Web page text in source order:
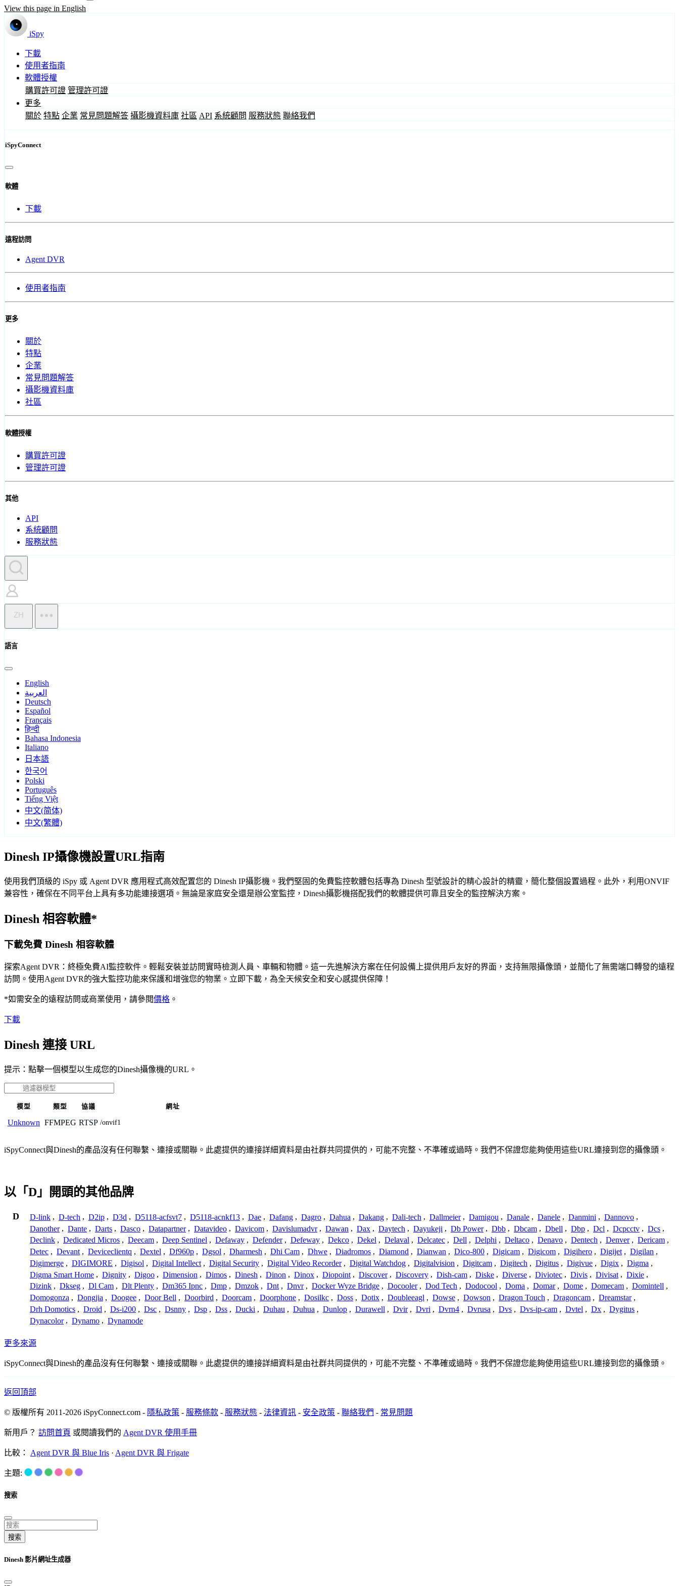
View this page in English
iSpy
下載
使用者指南
軟體授權
購買許可證 管理許可證
更多
關於 特點 企業 常見問題解答 攝影機資料庫 社區 API 系統顧問 服務狀態 聯絡我們
iSpyConnect
軟體
下載
遠程訪問
Agent DVR
使用者指南
更多
關於
特點
企業
常見問題解答
攝影機資料庫
社區
軟體授權
購買許可證
管理許可證
其他
API
系統顧問
服務狀態
ZH
語言
English
العربية
Deutsch
Español
Français
हिन्दी
Bahasa Indonesia
Italiano
日本語
한국어
Polski
Português
Tiếng Việt
中文(简体)
中文(繁體)
Dinesh IP攝像機設置URL指南
使用我們頂級的 iSpy 或 Agent DVR 應用程式高效配置您的 Dinesh IP攝影機。我們堅固的免費監控軟體包括專為 Dinesh 型號設計的精心設計的精靈，簡化整個設置過程。此外，利用ONVIF
兼容性，確保在不同平台上具有多功能連接選項。無論是家庭安全還是辦公室監控，Dinesh攝影機搭配我們的軟體提供可靠且安全的監控解決方案。
Dinesh 相容軟體*
下載免費 Dinesh 相容軟體
探索Agent DVR：終極免費AI監控軟件。輕鬆安裝並訪問實時檢測人員、車輛和物體。這一先進解決方案在任何設備上提供用戶友好的界面，支持無限攝像頭，並簡化了無需端口轉發的遠程
訪問。使用Agent DVR的強大監控功能來保護和增強您的物業。立即下載，為全天候安全和安心感提供保障！
*如需安全的遠程訪問或商業使用，請參閱價格 。
下載
Dinesh 連接 URL
提示：點擊一個模型以生成您的Dinesh攝像機的URL。
模型 類型 協議 網址
Unknown FFMPEG RTSP /onvif1
iSpyConnect與Dinesh的產品沒有任何聯繫、連接或關聯。此處提供的連接詳細資料是由社群共同提供的，可能不完整、不準確或過時。我們不保證您能夠使用這些URL連接到您的攝像頭。
以「D」開頭的其他品牌
D D-link , D-tech , D2ip , D3d , D5118-acfsvt7 , D5118-acnkf13 , Dae , Dafang , Dagro , Dahua , Dakang , Dali-tech , Dallmeier , Damigou , Danale , Danele , Danmini , Dannovo ,
Danother , Dante , Darts , Dasco , Datapartner , Datavideo , Davicom , Davislumadvr , Dawan , Dax , Daytech , Dayukeji , Db Power , Dbb , Dbcam , Dbell , Dbp , Dcl , Dcpcctv , Dcs ,
Declink , Dedicated Micros , Deecam , Deep Sentinel , Defaway , Defender , Defeway , Dekco , Dekel , Delaval , Delcatec , Dell , Delphi , Deltaco , Denavo , Dentech , Denver , Dericam ,
Detec , Devant , Deviceclientq , Dextel , Df960p , Dgsol , Dharmesh , Dhi Cam , Dhwe , Diadromos , Diamond , Dianwan , Dico-800 , Digicam , Digicom , Digihero , Digijet , Digilan ,
Digimerge , DIGIMORE , Digisol , Digital Intellect , Digital Security , Digital Video Recorder , Digital Watchdog , Digitalvision , Digitcam , Digitech , Digitus , Digivue , Digix , Digma ,
Digma Smart Home , Dignity , Digoo , Dimension , Dimos , Dinesh , Dinon , Dinox , Diopoint , Discover , Discovery , Dish-cam , Diske , Diverse , Diviotec , Divis , Divisat , Dixie ,
Dizink , Dkseg , Dl Cam , Dlt Plenty , Dm365 Ipnc , Dmp , Dmzok , Dnt , Dnvr , Docker Wyze Bridge , Docooler , Dod Tech , Dodocool , Doma , Domar , Dome , Domecam , Domintell ,
Domogonza , Dongjia , Doogee , Door Bell , Doorbird , Doorcam , Doorphone , Dosilkc , Doss , Dotix , Doubleeagl , Dowse , Dowson , Dragon Touch , Dragoncam , Dreamstar ,
Drh Domotics , Droid , Ds-i200 , Dsc , Dsnny , Dsp , Dss , Ducki , Duhau , Duhua , Dunlop , Durawell , Dvir , Dvri , Dvrn4 , Dvrusa , Dvs , Dvs-ip-cam , Dvtel , Dx , Dygitus ,
Dynacolor , Dynamo , Dynamode
更多來源
iSpyConnect與Dinesh的產品沒有任何聯繫、連接或關聯。此處提供的連接詳細資料是由社群共同提供的，可能不完整、不準確或過時。我們不保證您能夠使用這些URL連接到您的攝像頭。
返回頂部
© 版權所有 2011-2026 iSpyConnect.com - 隱私政策 - 服務條款 - 服務狀態 - 法律資訊 - 安全政策 - 聯絡我們 - 常見問題
新用戶？ 訪問首頁 或閱讀我們的 Agent DVR 使用手冊
比較： Agent DVR 與 Blue Iris · Agent DVR 與 Frigate
主題:
搜索
搜索
Dinesh 影片網址生成器